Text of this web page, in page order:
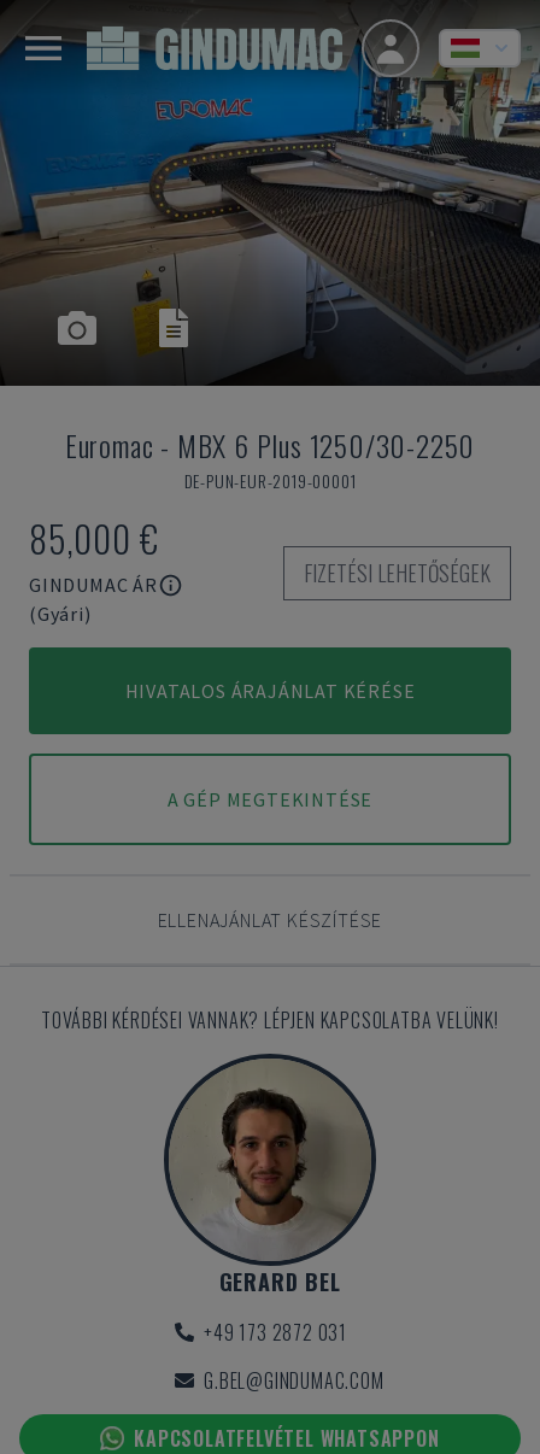
Euromac - MBX 6 Plus 1250/30-2250
DE-PUN-EUR-2019-00001
85,000 €
GINDUMAC ÁR
(Gyári)
FIZETÉSI LEHETŐSÉGEK
HIVATALOS ÁRAJÁNLAT KÉRÉSE
A GÉP MEGTEKINTÉSE
ELLENAJÁNLAT KÉSZÍTÉSE
TOVÁBBI KÉRDÉSEI VANNAK? LÉPJEN KAPCSOLATBA VELÜNK!
GERARD BEL
+49 173 2872 031
G.BEL@GINDUMAC.COM
KAPCSOLATFELVÉTEL WHATSAPPON